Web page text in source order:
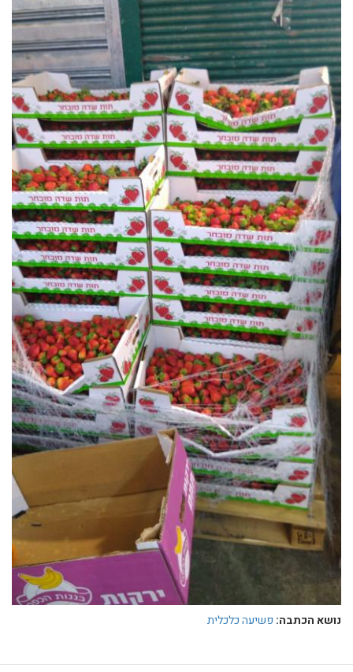
נושא הכתבה: פשיעה כלכלית